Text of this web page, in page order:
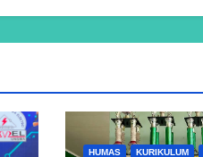
HUMAS KURIKULUM